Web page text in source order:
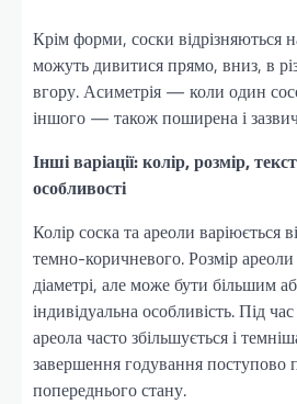
Крім форми, соски відрізняються
можуть дивитися прямо, вниз, в
вгору. Асиметрія — коли один
іншого — також поширена і
Інші варіації: колір, розмір,
особливості
Колір соска та ареоли варіюється
темно-коричневого. Розмір
діаметрі, але може бути
індивідуальна особливість. Під час
ареола часто збільшується і
завершення годування поступово
попереднього стану.